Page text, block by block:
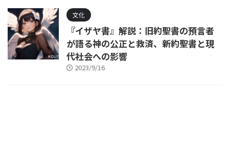
文化
『イザヤ書』解説：旧約聖書の預言者
が語る神の公正と救済、新約聖書と現
代社会への影響
2023/9/16